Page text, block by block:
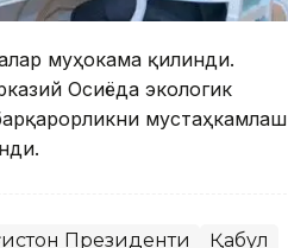
муҳокама қилинди.
Осиёда экологик
мустаҳкамлаш
Президенти Қабул